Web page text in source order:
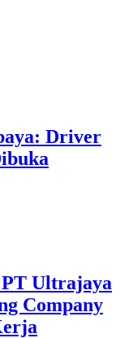
Driver
Ultrajaya
Company